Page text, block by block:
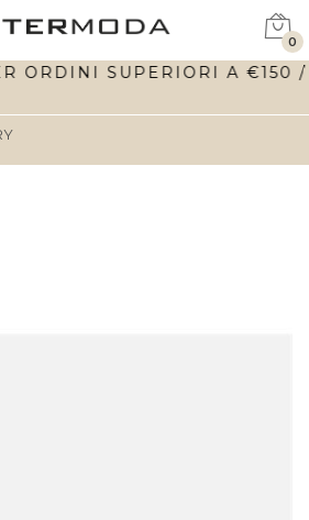
ORDINI SUPERIORI A €150
0